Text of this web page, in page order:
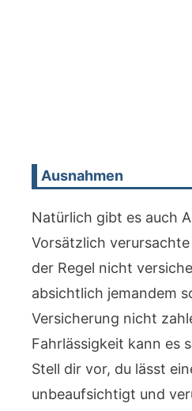
Ausnahmen
Natürlich gibt es auch
Vorsätzlich
der Regel nicht
absichtlich jemandem
Versicherung nicht
Fahrlässigkeit kann es
Stell dir vor, du lässt
unbeaufsichtigt und